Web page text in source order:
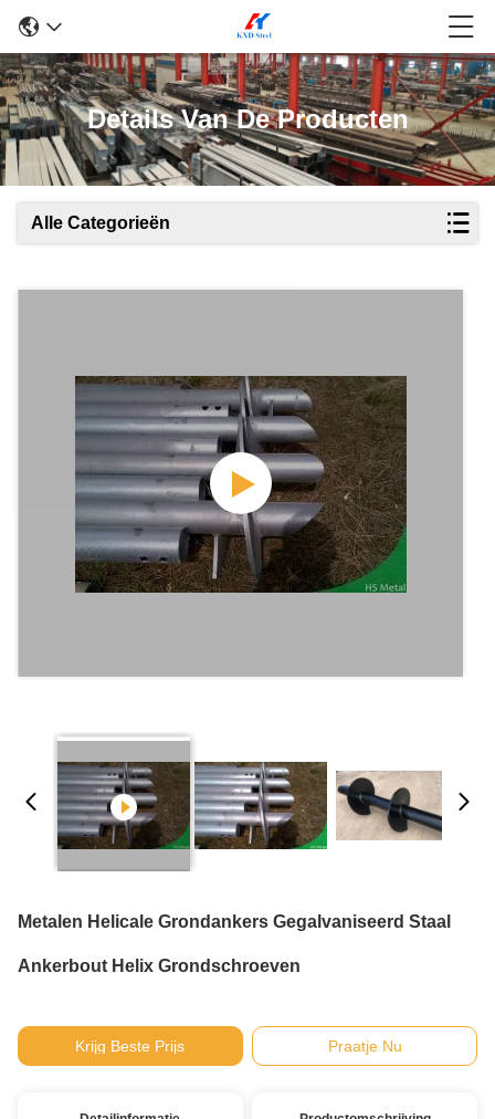
Details Van De Producten
Alle Categorieën
Metalen Helicale Grondankers Gegalvaniseerd Staal
Ankerbout Helix Grondschroeven
Krijg Beste Prijs Praatje Nu